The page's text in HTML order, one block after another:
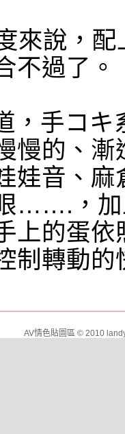
來說，
不過了。
，手コキ
慢的、
娃音、
…….，加
上的蛋
制轉動
AV情色貼圖區 © 2010